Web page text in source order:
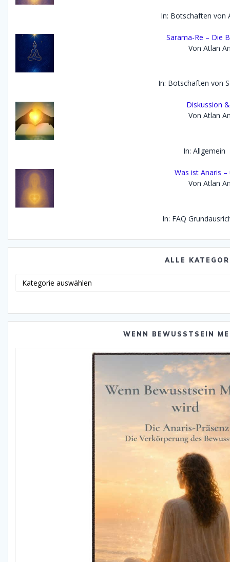
In: Botschaften von
Sarama-Re – Die
Von Atlan
In: Botschaften von
Diskussion
Von Atlan
In: Allgemein
Was ist Anaris
Von Atlan
In: FAQ
ALLE
WENN BEWUSSTSEIN